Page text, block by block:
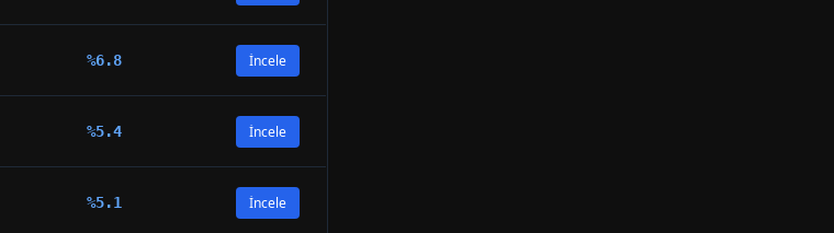
%6.8 İncele
%5.4 İncele
%5.1 İncele